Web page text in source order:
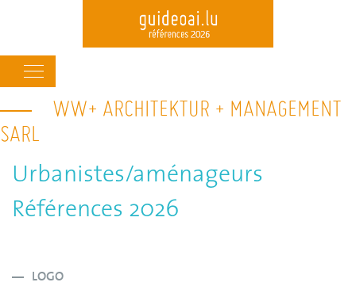
Skip
to
navigation
WW+ ARCHITEKTUR + MANAGEMENT
SARL
Urbanistes/aménageurs
Références 2026
LOGO